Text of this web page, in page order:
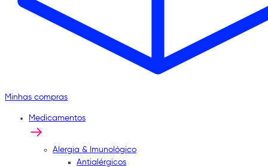
Minhas compras
Medicamentos
Alergia & Imunológico
Antialérgicos